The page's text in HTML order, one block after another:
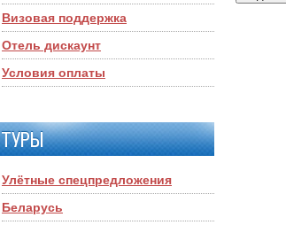
Визовая поддержка
Отель дискаунт
Условия оплаты
ТУРЫ
Улётные спецпредложения
Беларусь